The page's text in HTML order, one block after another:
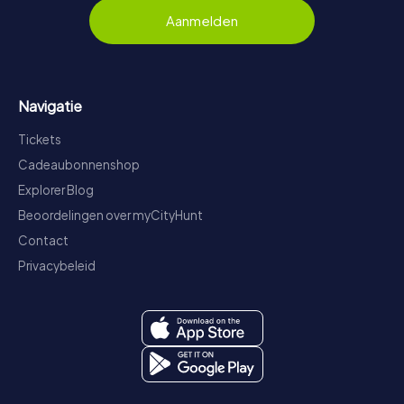
Aanmelden
Navigatie
Tickets
Cadeaubonnenshop
Explorer Blog
Beoordelingen over myCityHunt
Contact
Privacybeleid